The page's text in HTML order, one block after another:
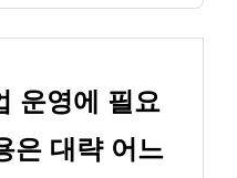
운영에 필요
은 대략 어느